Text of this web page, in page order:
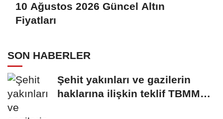
10 Ağustos 2026 Güncel Altın
Fiyatları
SON HABERLER
Şehit yakınları ve gazilerin
haklarına ilişkin teklif TBMM